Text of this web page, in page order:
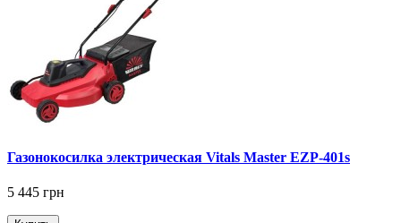
Газонокосилка электрическая Vitals Master EZP-401s
5 445 грн